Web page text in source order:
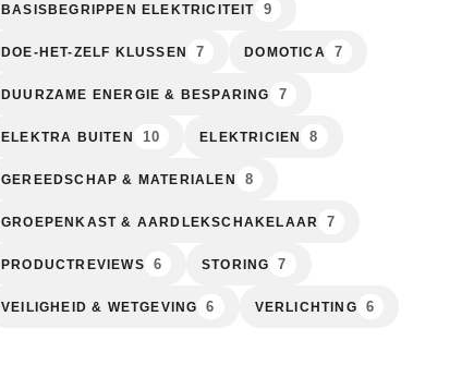
BASISBEGRIPPEN ELEKTRICITEIT 9
DOE-HET-ZELF KLUSSEN 7 DOMOTICA 7
DUURZAME ENERGIE & BESPARING 7
ELEKTRA BUITEN 10 ELEKTRICIEN 8
GEREEDSCHAP & MATERIALEN 8
GROEPENKAST & AARDLEKSCHAKELAAR 7
PRODUCTREVIEWS 6 STORING 7
VEILIGHEID & WETGEVING 6 VERLICHTING 6